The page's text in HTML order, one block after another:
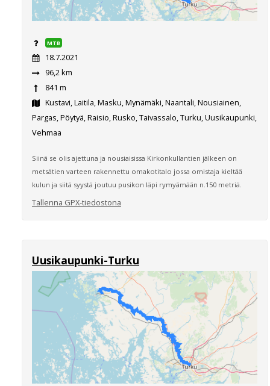
MTB
18.7.2021
96,2 km
841 m
Kustavi, Laitila, Masku, Mynämäki, Naantali, Nousiainen,
Pargas, Pöytyä, Raisio, Rusko, Taivassalo, Turku, Uusikaupunki,
Vehmaa
Siinä se olis ajettuna ja nousiaisissa Kirkonkullantien jälkeen on
metsätien varteen rakennettu omakotitalo jossa omistaja kieltää
kulun ja siitä syystä joutuu pusikon läpi rymyämään n.150 metriä.
Tallenna GPX-tiedostona
Uusikaupunki-Turku